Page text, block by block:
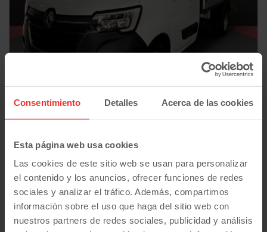
Consentimiento Detalles Acerca de las cookies
Esta página web usa cookies
Las cookies de este sitio web se usan para personalizar
el contenido y los anuncios, ofrecer funciones de redes
sociales y analizar el tráfico. Además, compartimos
información sobre el uso que haga del sitio web con
nuestros partners de redes sociales, publicidad y análisis
Renault Master
50.300
Plan Pive
desde503€/mes